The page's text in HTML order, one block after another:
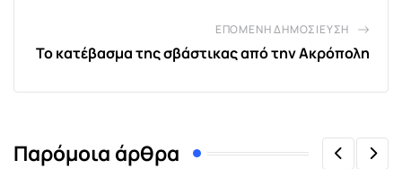
ΕΠΌΜΕΝΗ ΔΗΜΟΣΊΕΥΣΗ
Το κατέβασμα της σβάστικας από την Ακρόπολη
Παρόμοια άρθρα